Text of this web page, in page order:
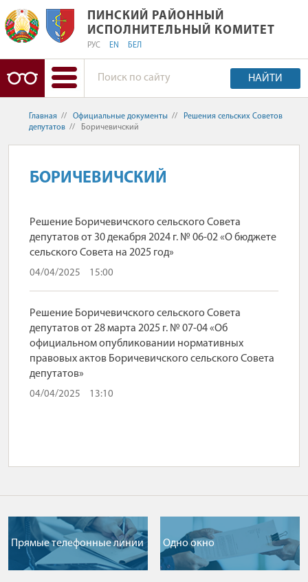
ПИНСКИЙ РАЙОННЫЙ
ПИНСКИЙ РАЙОННЫЙ
ИСПОЛНИТЕЛЬНЫЙ КОМИТЕТ
РУС EN БЕЛ
НАЙТИ
Главная // Официальные документы //
Решения сельских Советов
депутатов // Боричевичский
БОРИЧЕВИЧСКИЙ
Решение Боричевичского сельского Совета
депутатов от 30 декабря 2024 г. № 06-02 «О бюджете
сельского Совета на 2025 год»
04/04/2025 15:00
Решение Боричевичского сельского Совета
депутатов от 28 марта 2025 г. № 07-04 «Об
официальном опубликовании нормативных
правовых актов Боричевичского сельского Совета
депутатов»
04/04/2025 13:10
Прямые телефонные линии Одно окно